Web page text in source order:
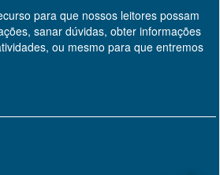
para que nossos leitores possam
sanar dúvidas, obter informações
ou mesmo para que entremos